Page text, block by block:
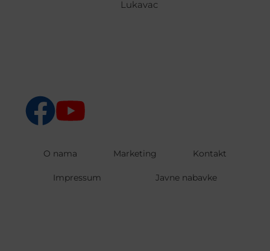
Lukavac
O nama Marketing Kontakt
Impressum Javne nabavke